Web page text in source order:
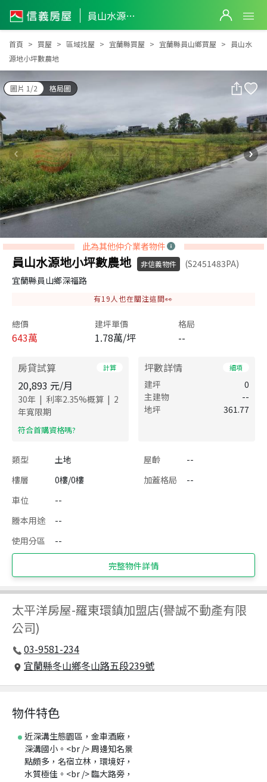
員山水源地小坪數農地
員山水源地小坪數農地
首頁 買屋 區域找屋 宜蘭縣買屋 宜蘭縣員山鄉買屋
員山水
源地小坪數農地
圖片 1/2 格局圖
此為其他仲介業者物件
員山水源地小坪數農地 非信義物件
(S2451483PA)
宜蘭縣員山鄉深福路
有19 人也在關注這間👀
總價
643萬
建坪單價
1.78萬/坪
格局
--
房貸試算 計算
20,893 元/月
30年 | 利率2.35%概算 | 2
年寬限期
​符合首購資格嗎?
坪數詳情 細項
建坪
0
主建物
--
地坪
361.77
類型 土地 屋齡
--
樓層
0樓/0樓 加蓋格局
--
車位
--
謄本用途
--
使用分區
--
完整物件詳情
太平洋房屋-羅東環鎮加盟店(譽誠不動產有限
公司)
03-9581-234
宜蘭縣冬山鄉冬山路五段239號
物件特色
近深溝生態園區，金車酒廠，
深溝國小。<br /> 周邊知名景
點頗多，名宿立林，環境好，
水質極佳。<br /> 臨大路旁，